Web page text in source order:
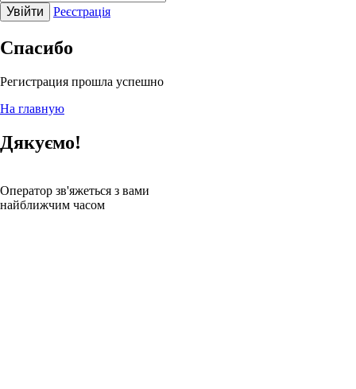
Увійти Реєстрація
Спасибо
Регистрация прошла успешно
На главную
Дякуємо!
Оператор зв'яжеться з вами
найближчим часом